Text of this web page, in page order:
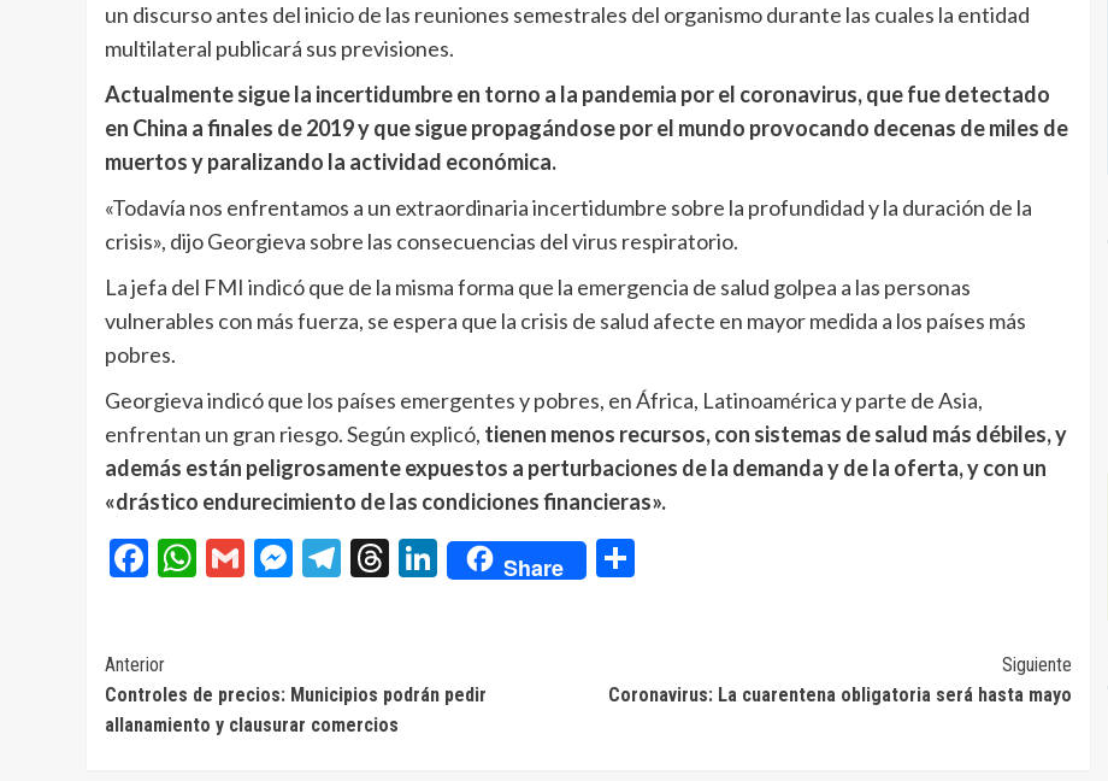
un discurso antes del inicio de las reuniones semestrales del organismo durante las cuales la entidad
multilateral publicará sus previsiones.
Actualmente sigue la incertidumbre en torno a la pandemia por el coronavirus, que fue detectado
en China a finales de 2019 y que sigue propagándose por el mundo provocando decenas de miles de
muertos y paralizando la actividad económica.
«Todavía nos enfrentamos a un extraordinaria incertidumbre sobre la profundidad y la duración de la
crisis», dijo Georgieva sobre las consecuencias del virus respiratorio.
La jefa del FMI indicó que de la misma forma que la emergencia de salud golpea a las personas
vulnerables con más fuerza, se espera que la crisis de salud afecte en mayor medida a los países más
pobres.
Georgieva indicó que los países emergentes y pobres, en África, Latinoamérica y parte de Asia,
enfrentan un gran riesgo. Según explicó, tienen menos recursos, con sistemas de salud más débiles, y
además están peligrosamente expuestos a perturbaciones de la demanda y de la oferta, y con un
«drástico endurecimiento de las condiciones financieras».
Facebook
WhatsApp
GmailMessenger
Telegram
Threads
LinkedIn
Share
Navegación
de
entradas
Anterior
Controles de precios: Municipios podrán pedir
allanamiento y clausurar comercios
Siguiente
Coronavirus: La cuarentena obligatoria será hasta mayo